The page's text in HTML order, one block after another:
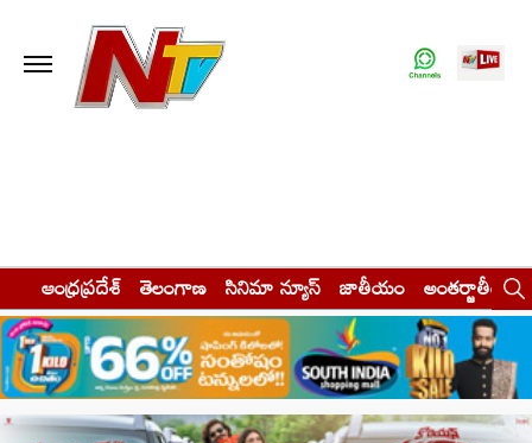
ఆంధ్రప్రదేశ్ తెలంగాణ సినిమా న్యూస్ జాతీయం అంతర్జాతీయం